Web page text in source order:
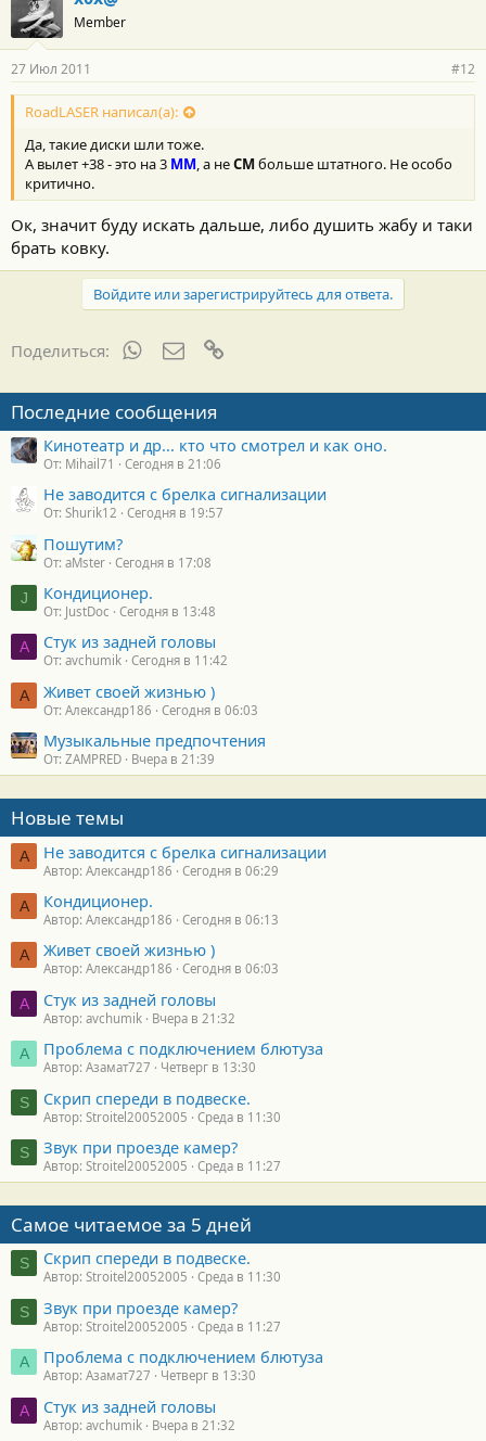
Member
27 Июл 2011 #12
RoadLASER написал(а):
Да, такие диски шли тоже.
А вылет +38 - это на 3 ММ, а неСМ больше штатного. Не особо
критично.
Ок, значит буду искать дальше, либо душить жабу и таки
брать ковку.
Войдите или зарегистрируйтесь для ответа.
Поделиться: WhatsAppЭлектронная почта
Последние сообщения
Кинотеатр и др... кто что смотрел и как оно.
От: Mihail71 Сегодня в 21:06
Не заводится с брелка сигнализации
От: Shurik12 Сегодня в 19:57
Пошутим?
От: aMster Сегодня в 17:08
J Кондиционер.
От: JustDoc Сегодня в 13:48
A Стук из задней головы
От: avchumik Сегодня в 11:42
А Живет своей жизнью )
От: Александр186 Сегодня в 06:03
Музыкальные предпочтения
От: ZAMPRED Вчера в 21:39
Новые темы
А Не заводится с брелка сигнализации
Автор: Александр186 Сегодня в 06:29
А Кондиционер.
Автор: Александр186 Сегодня в 06:13
А Живет своей жизнью )
Автор: Александр186 Сегодня в 06:03
A Стук из задней головы
Автор: avchumik Вчера в 21:32
А Проблема с подключением блютуза
Автор: Азамат727 Четверг в 13:30
S Скрип спереди в подвеске.
Автор: Stroitel20052005 Среда в 11:30
S Звук при проезде камер?
Автор: Stroitel20052005 Среда в 11:27
Самое читаемое за 5 дней
S Скрип спереди в подвеске.
Автор: Stroitel20052005 Среда в 11:30
S Звук при проезде камер?
Автор: Stroitel20052005 Среда в 11:27
А Проблема с подключением блютуза
Автор: Азамат727 Четверг в 13:30
A Стук из задней головы
Автор: avchumik Вчера в 21:32